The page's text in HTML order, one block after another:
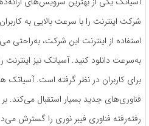
شرکت اینترنت را با سرعت بالایی به
استفاده از اینترنت این شرکت، به‌راحتی
به‌سرعت دانلود کنید. آسیاتک نیز
برای کاربران در نظر گرفته است. آسیاتک
فناوری‌های جدید بسیار استقبال می‌کند.
رفته‌رفته فناوری فیبر نوری را گسترش